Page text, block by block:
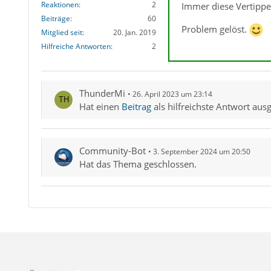
Reaktionen
2
Beiträge
60
Mitglied seit
20. Jan. 2019
Hilfreiche Antworten
2
Immer diese
Problem gelöst.
ThunderMi 26. April 2023 um 23:14
Hat einen Beitragals hilfreichste Antwort
Community-Bot 3. September 2024 um 20:50
Hat das Thema geschlossen.